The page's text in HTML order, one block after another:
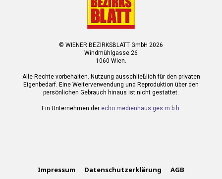
© WIENER BEZIRKSBLATT GmbH 2026
Windmühlgasse 26
1060 Wien.
Alle Rechte vorbehalten. Nutzung ausschließlich für den privaten
Eigenbedarf. Eine Weiterverwendung und Reproduktion über den
persönlichen Gebrauch hinaus ist nicht gestattet.
Ein Unternehmen der echo medienhaus ges.m.b.h.
Impressum Datenschutzerklärung AGB